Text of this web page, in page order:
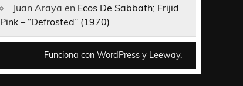
Juan Araya en Ecos De Sabbath; Frijid
Pink – “Defrosted” (1970)
Funciona con WordPress y Leeway.